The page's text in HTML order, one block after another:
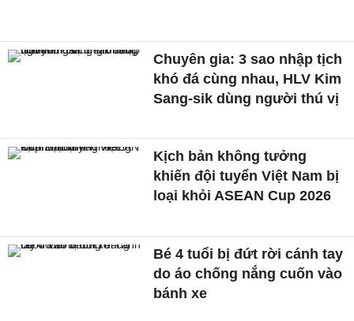
Chuyên gia: 3 sao nhập tịch
khó đá cùng nhau, HLV Kim
Sang-sik dùng người thú vị
Kịch bản không tưởng
khiến đội tuyển Việt Nam bị
loại khỏi ASEAN Cup 2026
Bé 4 tuổi bị đứt rời cánh tay
do áo chống nắng cuốn vào
bánh xe